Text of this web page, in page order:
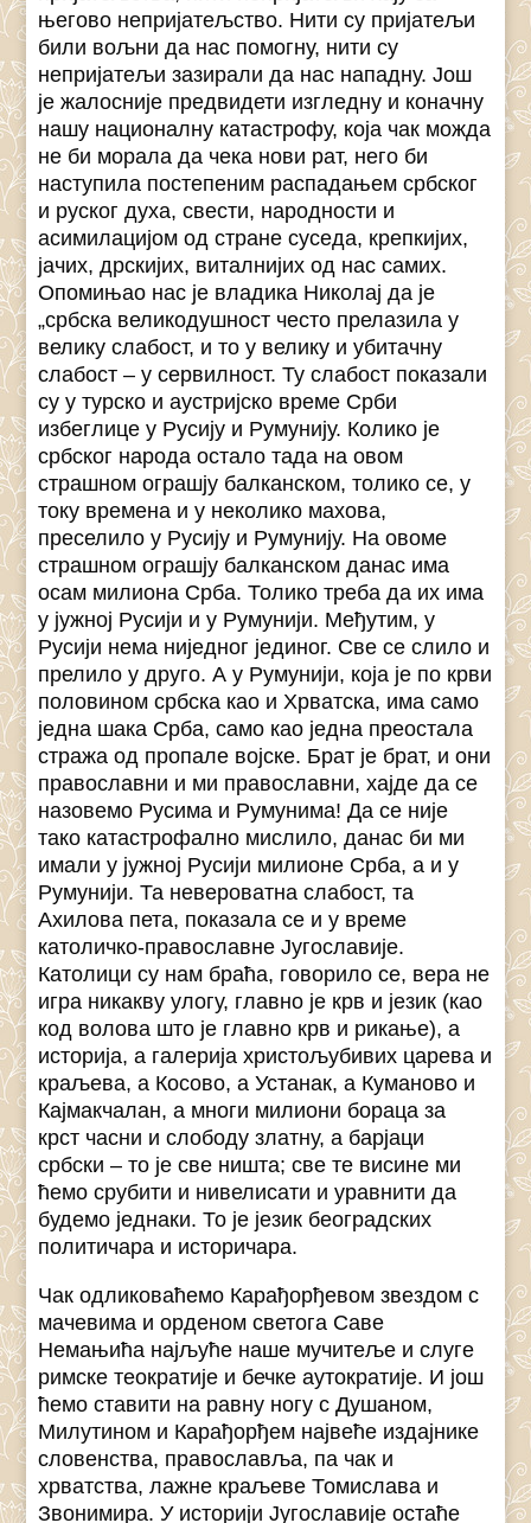
његово непријатељство. Нити су пријатељи
били вољни да нас помогну, нити су
непријатељи зазирали да нас нападну. Још
је жалосније предвидети изгледну и коначну
нашу националну катастрофу, која чак можда
не би морала да чека нови рат, него би
наступила постепеним распадањем србског
и руског духа, свести, народности и
асимилацијом од стране суседа, крепкијих,
јачих, дрскијих, виталнијих од нас самих.
Опомињао нас је владика Николај да је
„србска великодушност често прелазила у
велику слабост, и то у велику и убитачну
слабост – у сервилност. Ту слабост показали
су у турско и аустријско време Срби
избеглице у Русију и Румунију. Колико је
србског народа остало тада на овом
страшном ограшју балканском, толико се, у
току времена и у неколико махова,
преселило у Русију и Румунију. На овоме
страшном ограшју балканском данас има
осам милиона Срба. Толико треба да их има
у јужној Русији и у Румунији. Међутим, у
Русији нема ниједног јединог. Све се слило и
прелило у друго. А у Румунији, која је по крви
половином србска као и Хрватска, има само
једна шака Срба, само као једна преостала
стража од пропале војске. Брат је брат, и они
православни и ми православни, хајде да се
назовемо Русима и Румунима! Да се није
тако катастрофално мислило, данас би ми
имали у јужној Русији милионе Срба, а и у
Румунији. Та невероватна слабост, та
Ахилова пета, показала се и у време
католичко-православне Југославије.
Католици су нам браћа, говорило се, вера не
игра никакву улогу, главно је крв и језик (као
код волова што је главно крв и рикање), а
историја, а галерија христољубивих царева и
краљева, а Косово, а Устанак, а Куманово и
Кајмакчалан, а многи милиони бораца за
крст часни и слободу златну, а барјаци
србски – то је све ништа; све те висине ми
ћемо срубити и нивелисати и уравнити да
будемо једнаки. То је језик београдских
политичара и историчара.
Чак одликоваћемо Карађорђевом звездом с
мачевима и орденом светога Саве
Немањића најљуће наше мучитеље и слуге
римске теократије и бечке аутократије. И још
ћемо ставити на равну ногу с Душаном,
Милутином и Карађорђем највеће издајнике
словенства, православља, па чак и
хрватства, лажне краљеве Томислава и
Звонимира. У историји Југославије остаће